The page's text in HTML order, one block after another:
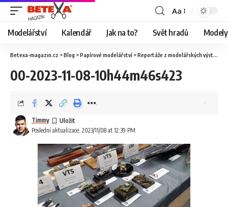
Aa
Modelářství Kalendář Jak na to? Svět hradů
Betexa-magazin.cz >Blog >Papírové modelářství >Reportáže z modelářských výstav
00-2023-11-08-10h44m46s423
Poslední aktualizace: 2023/11/08 at 12:39 PM
Timmy